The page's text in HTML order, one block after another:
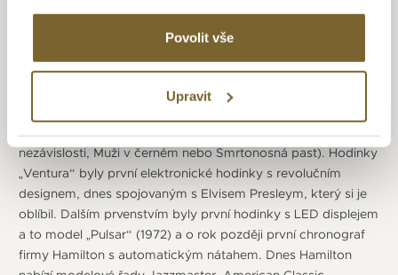
Povolit vše
Upravit
pádem i na rukou Hollywoodských filmových hvězd. První
film s hodinkami Hamilton byl „The Frogmen“ s modelem
se objevil model Ventura na ruce Elvise Presleyho a dalším
slavným filmem byl „2001: Vesmírná odysea“. Spojení
doby, kdy se už objevily ve více než 450 filmech (Den
nezávislosti, Muži v černém nebo Smrtonosná past). Hodinky
„Ventura“ byly první elektronické hodinky s revolučním
designem, dnes spojovaným s Elvisem Presleym, který si je
oblíbil. Dalším prvenstvím byly první hodinky s LED displejem
a to model „Pulsar“ (1972) a o rok později první chronograf
firmy Hamilton s automatickým nátahem. Dnes Hamilton